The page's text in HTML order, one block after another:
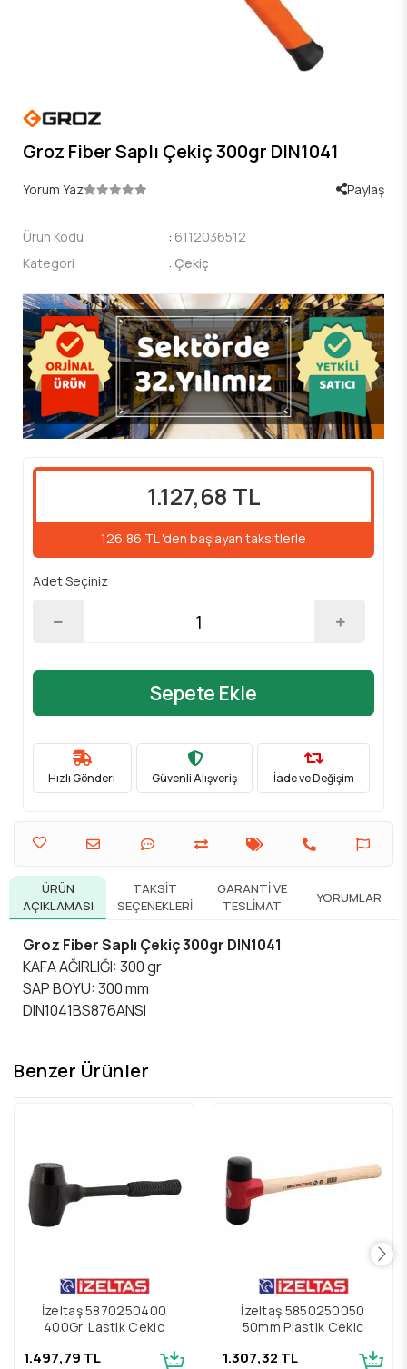
Groz Fiber Saplı Çekiç 300gr DIN1041
Yorum Yaz Paylaş
Ürün Kodu : 6112036512
Kategori
: Çekiç
1.127,68 TL
126,86 TL 'den başlayan taksitlerle
Adet Seçiniz
Sepete Ekle
Hızlı Gönderi Güvenli Alışveriş İade ve Değişim
ÜRÜN
AÇIKLAMASI
TAKSIT
SEÇENEKLERI
GARANTI VE
TESLIMAT
YORUMLAR
Groz Fiber Saplı Çekiç 300gr DIN1041
KAFA AĞIRLIĞI: 300 gr
SAP BOYU: 300 mm
DIN1041BS876ANSI
Benzer Ürünler
İzeltaş 5870250400
400Gr. Lastik Çekiç
1.497,79 TL
İzeltaş 5850250050
50mm Plastik Çekiç
1.307,32 TL